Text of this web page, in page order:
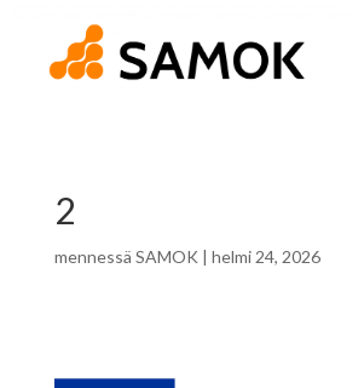
2
mennessä SAMOK | helmi 24, 2026